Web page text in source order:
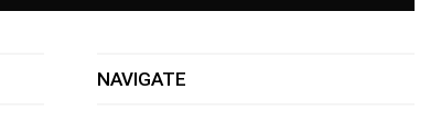
NAVIGATE